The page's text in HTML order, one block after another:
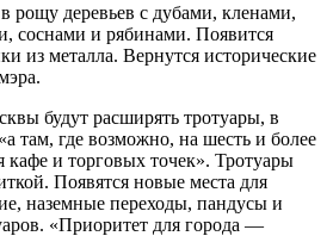
рощу деревьев с дубами, кленами,
соснами и рябинами. Появится
из металла. Вернутся исторические
будут расширять тротуары, в
там, где возможно, на шесть и более
кафе и торговых точек». Тротуары
Появятся новые места для
наземные переходы, пандусы и
«Приоритет для города —